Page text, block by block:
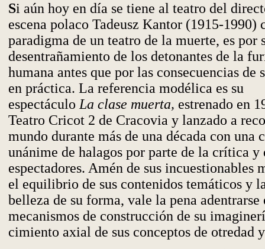
Si aún hoy en día se tiene al teatro del
escena polaco Tadeusz Kantor (1915-1990)
paradigma de un teatro de la muerte, es por
desentrañamiento de los detonantes de la
humana antes que por las consecuencias de
en práctica. La referencia modélica es su
espectáculoLa clase muerta, estrenado en
Teatro Cricot 2 de Cracovia y lanzado a
mundo durante más de una década con una
unánime de halagos por parte de la crítica y
espectadores. Amén de sus incuestionables
el equilibrio de sus contenidos temáticos y
belleza de su forma, vale la pena adentrarse
mecanismos de construcción de su
cimiento axial de sus conceptos de otredad